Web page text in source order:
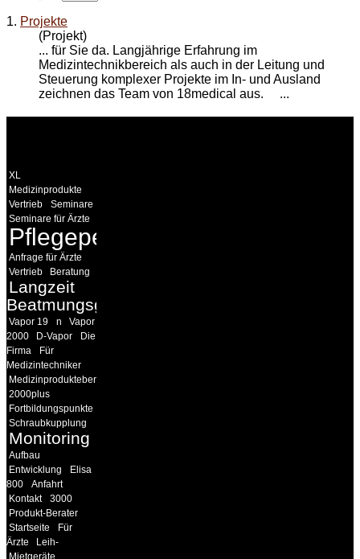
1. Projekte
(Projekt)
... für Sie da. Langjährige Erfahrung im
Medizintechnikbereich als auch in der Leitung und
Steuerung komplexer Projekte im In- und Ausland
zeichnen das Team von 18medical aus. ...
XL
Medizinprodukte
Vertrieb
Seminare
Seminare für Ärzte
Pflegepersonal
Anfrage für Ärzte
Vertrieb
Beratung
Langzeit
Beatmungsgeräte
Vapor 19 n
Vapor
2000
D-Vapor
Die
Firma
Für
Medizintechniker
Medizinprodukteberater
2000plus
Fortbildungspunkte
Schraubkupplung
Monitoring
Aufbau
Entwicklung
Elisa
800
Anfahrt
Kontakt
3000
Produkt-Berater
Startseite
Für
Ärzte
Leih-
Mietgeräte